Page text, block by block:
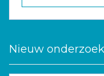
Nieuw onderzoek